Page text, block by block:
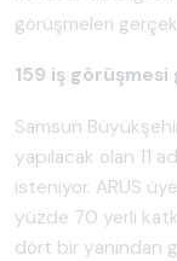
görüşmeleri
159 iş
Samsun
yapılacak olan 11
isteniyor. ARUS
yüzde 70 yerli
dört bir yanından